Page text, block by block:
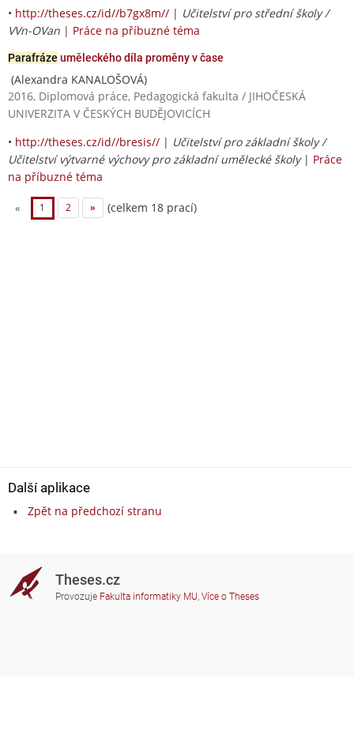
• http://theses.cz/id//b7gx8m// | Učitelství pro střední školy /
VVn-OVan | Práce na příbuzné téma
Parafráze uměleckého díla proměny v čase
(Alexandra KANALOŠOVÁ)
2016, Diplomová práce, Pedagogická fakulta / JIHOČESKÁ
UNIVERZITA V ČESKÝCH BUDĚJOVICÍCH
• http://theses.cz/id//bresis// | Učitelství pro základní školy /
Učitelství výtvarné výchovy pro základní umělecké školy| Práce
na příbuzné téma
« 1 2 » (celkem 18 prací)
Další aplikace
Zpět na předchozí stranu
Theses.cz
Provozuje Fakulta informatiky MU, Více o Theses